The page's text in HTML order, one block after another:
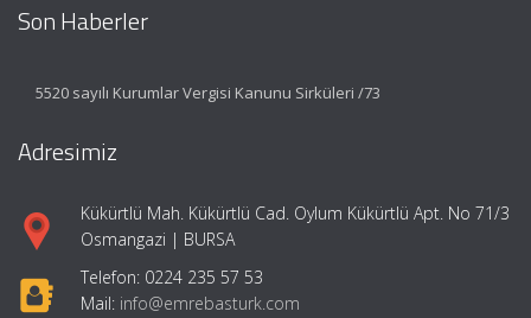
Son Haberler
5520 sayılı Kurumlar Vergisi Kanunu Sirküleri /73
Adresimiz
Kükürtlü Mah. Kükürtlü Cad. Oylum Kükürtlü Apt. No 71/3
Osmangazi | BURSA
Telefon: 0224 235 57 53
Mail: info@emrebasturk.com